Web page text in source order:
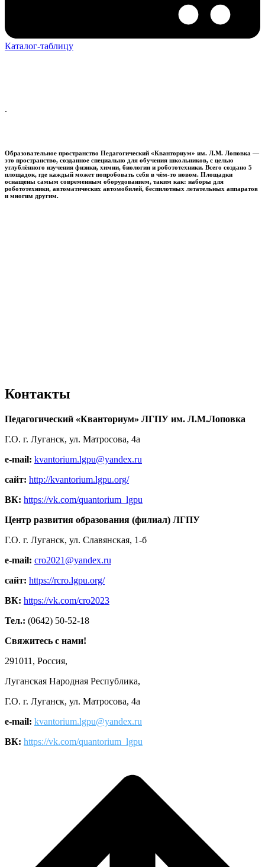
Каталог-таблицу
.
Образовательное пространство Педагогический «Кванториум» им. Л.М. Лоповка —
это пространство, созданное специально для обучения школьников, с целью
углублённого изучения физики, химии, биологии и робототехники. Всего создано 5
площадок, где каждый может попробовать себя в чём-то новом. Площадки
оснащены самым современным оборудованием, таким как: наборы для
робототехники, автоматических автомобилей, беспилотных летательных аппаратов
и многим другим.
Контакты
Педагогический «Кванториум» ЛГПУ им. Л.М.Лоповка
Г.О. г. Луганск, ул. Матросова, 4а
e-mail: kvantorium.lgpu@yandex.ru
сайт: http://kvantorium.lgpu.org/
ВК: https://vk.com/quantorium_lgpu
Центр развития образования (филиал) ЛГПУ
Г.О. г. Луганск, ул. Славянская, 1-б
e-mail: cro2021@yandex.ru
сайт: https://rcro.lgpu.org/
ВК: https://vk.com/cro2023
Тел.: (0642) 50-52-18
Свяжитесь с нами!
291011, Россия,
Луганская Народная Республика,
Г.О. г. Луганск, ул. Матросова, 4а
e-mail: kvantorium.lgpu@yandex.ru
ВК: https://vk.com/quantorium_lgpu